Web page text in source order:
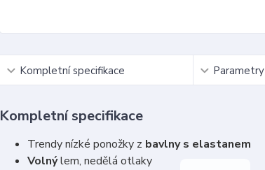
Kompletní specifikace Parametry
Kompletní specifikace
Trendy nízké ponožky z bavlny s elastanem
Volnýlem, nedělá otlaky